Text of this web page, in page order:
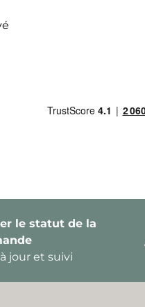
le statut de la
jour et suivi